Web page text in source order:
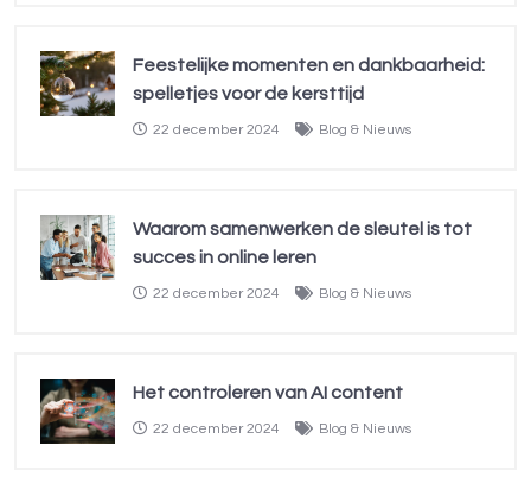
Feestelijke momenten en dankbaarheid:
spelletjes voor de kersttijd
22 december 2024 Blog & Nieuws
Waarom samenwerken de sleutel is tot
succes in online leren
22 december 2024 Blog & Nieuws
Het controleren van AI content
22 december 2024 Blog & Nieuws